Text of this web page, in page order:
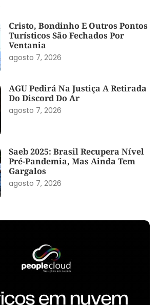
Cristo, Bondinho E Outros Pontos
Turísticos São Fechados Por
Ventania
agosto 7, 2026
AGU Pedirá Na Justiça A Retirada
Do Discord Do Ar
agosto 7, 2026
Saeb 2025: Brasil Recupera Nível
Pré-Pandemia, Mas Ainda Tem
Gargalos
agosto 7, 2026